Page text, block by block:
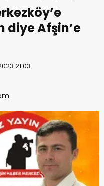
diye Afşin’e
21:03